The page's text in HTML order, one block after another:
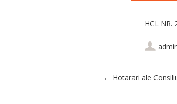
HCL NR.
Post
← Hotarari ale